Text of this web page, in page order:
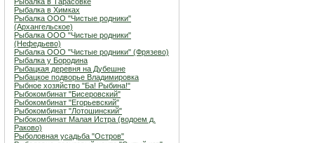
Рыбалка в Химках
Рыбалка ООО "Чистые родники"
(Архангельское)
Рыбалка ООО "Чистые родники"
(Нефедьево)
Рыбалка ООО "Чистые родники" (Фрязево)
Рыбалка у Бородина
Рыбацкая деревня на Дубешне
Рыбацкое подворье Владимировка
Рыбное хозяйство "Ба! Рыбина!"
Рыбокомбинат "Бисеровский"
Рыбокомбинат "Егорьевский"
Рыбокомбинат "Лотошинский"
Рыбокомбинат Малая Истра (водоем д.
Раково)
Рыболовная усадьба "Остров"